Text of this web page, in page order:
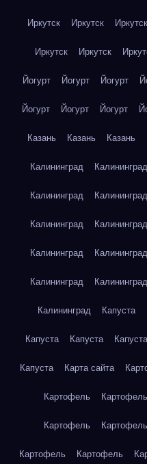
Иркутск Иркутск Иркутск
Иркутск Иркутск
Йогурт Йогурт Йогурт
Йогурт Йогурт Йогурт
Казань Казань Казань
Калининград Калининград
Калининград Калининград
Калининград Калининград
Калининград Калининград
Калининград Калининград
Калининград Капуста
Капуста Капуста Капуста
Капуста Карта сайта
Картофель Картофель
Картофель Картофель
Картофель Картофель